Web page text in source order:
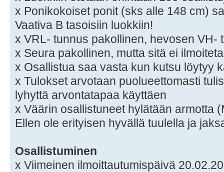
x Ponikokoiset ponit (sks alle 148 cm)
Vaativa B tasoisiin luokkiin!
x VRL- tunnus pakollinen, hevosen VH-
x Seura pakollinen, mutta sitä ei
x Osallistua saa vasta kun kutsu löytyy
x Tulokset arvotaan puolueettomasti
lyhyttä arvontatapaa käyttäen
x Väärin osallistuneet hylätään armotta
Ellen ole erityisen hyvällä tuulella ja
Osallistuminen
x Viimeinen ilmoittautumispäivä